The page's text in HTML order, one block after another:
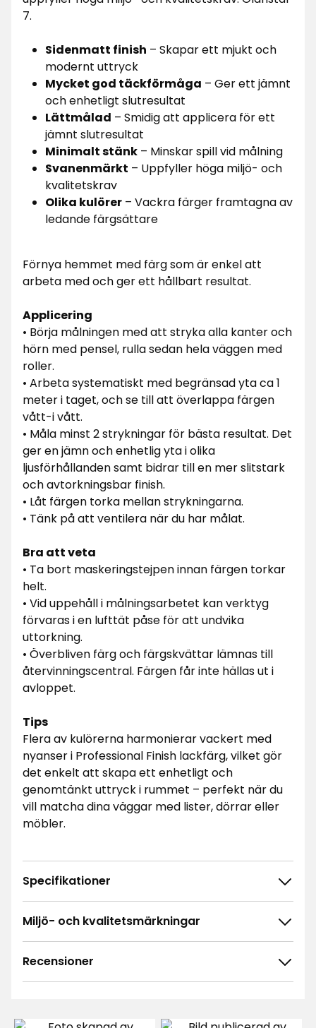
7.
Sidenmatt finish – Skapar ett mjukt och
modernt uttryck
Mycket god täckförmåga – Ger ett jämnt
och enhetligt slutresultat
Lättmålad – Smidig att applicera för ett
jämnt slutresultat
Minimalt stänk – Minskar spill vid målning
Svanenmärkt – Uppfyller höga miljö- och
kvalitetskrav
Olika kulörer – Vackra färger framtagna av
ledande färgsättare
Förnya hemmet med färg som är enkel att
arbeta med och ger ett hållbart resultat.
Applicering
• Börja målningen med att stryka alla kanter och
hörn med pensel, rulla sedan hela väggen med
roller.
• Arbeta systematiskt med begränsad yta ca 1
meter i taget, och se till att överlappa färgen
vått-i vått.
• Måla minst 2 strykningar för bästa resultat. Det
ger en jämn och enhetlig yta i olika
ljusförhållanden samt bidrar till en mer slitstark
och avtorkningsbar finish.
• Låt färgen torka mellan strykningarna.
• Tänk på att ventilera när du har målat.
Bra att veta
• Ta bort maskeringstejpen innan färgen torkar
helt.
• Vid uppehåll i målningsarbetet kan verktyg
förvaras i en lufttät påse för att undvika
uttorkning.
• Överbliven färg och färgskvättar lämnas till
återvinningscentral. Färgen får inte hällas ut i
avloppet.
Tips
Flera av kulörerna harmonierar vackert med
nyanser i Professional Finish lackfärg, vilket gör
det enkelt att skapa ett enhetligt och
genomtänkt uttryck i rummet – perfekt när du
vill matcha dina väggar med lister, dörrar eller
möbler.
Specifikationer
Miljö- och kvalitetsmärkningar
Recensioner
4.8